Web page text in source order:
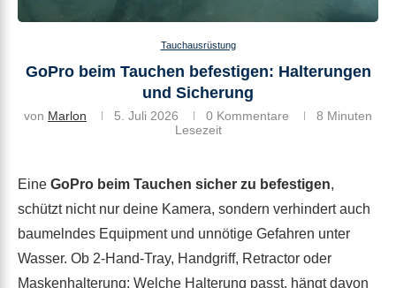
Tauchausrüstung
GoPro beim Tauchen befestigen: Halterungen
und Sicherung
von Marlon 5. Juli 2026 0 Kommentare
8 Minuten
Lesezeit
Eine GoPro beim Tauchen sicher zu befestigen,
schützt nicht nur deine Kamera, sondern verhindert auch
baumelndes Equipment und unnötige Gefahren unter
Wasser. Ob 2-Hand-Tray, Handgriff, Retractor oder
Maskenhalterung: Welche Halterung passt, hängt davon